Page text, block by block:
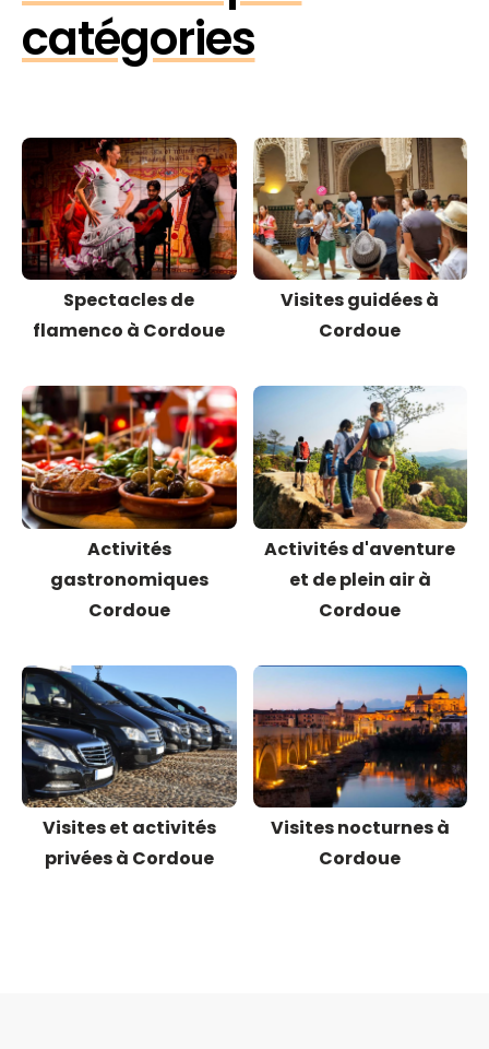
catégories
Spectacles de
flamenco à Cordoue
Visites guidées à
Cordoue
Activités
gastronomiques
Cordoue
Activités d'aventure
et de plein air à
Cordoue
Visites et activités
privées à Cordoue
Visites nocturnes à
Cordoue